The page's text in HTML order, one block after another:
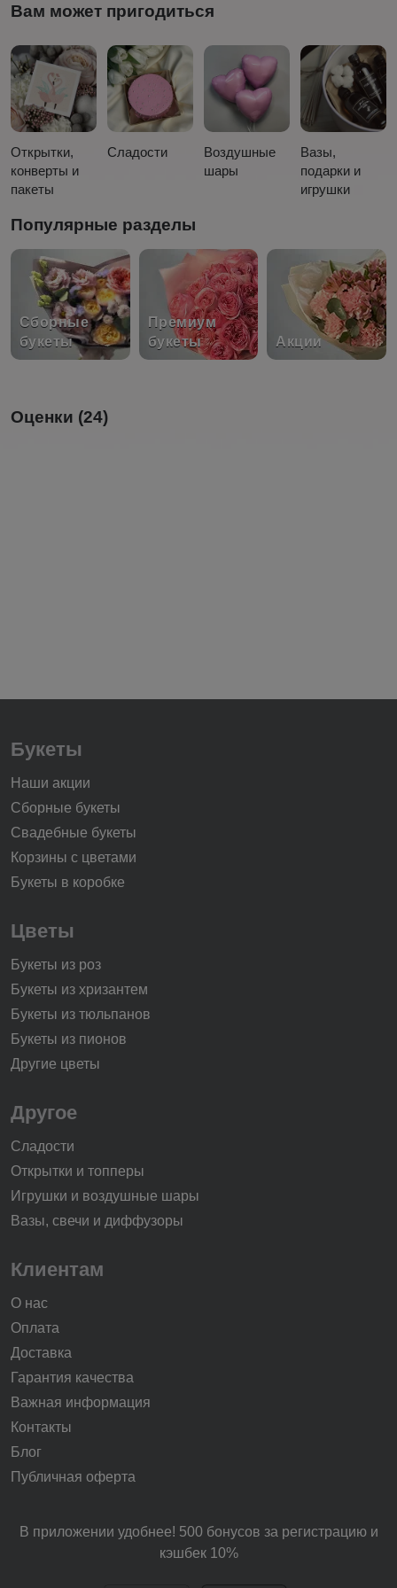
Вам может пригодиться
Открытки,
конверты и
пакеты
Сладости
Воздушные
шары
Вазы,
подарки и
игрушки
Популярные разделы
Сборные
букеты
Премиум
букеты
Акции
Оценки (24)
Букеты
Наши акции
Сборные букеты
Свадебные букеты
Корзины с цветами
Букеты в коробке
Цветы
Букеты из роз
Букеты из хризантем
Букеты из тюльпанов
Букеты из пионов
Другие цветы
Другое
Сладости
Открытки и топперы
Игрушки и воздушные шары
Вазы, свечи и диффузоры
Клиентам
О нас
Оплата
Доставка
Гарантия качества
Важная информация
Контакты
Блог
Публичная оферта
В приложении удобнее! 500 бонусов за регистрацию и
кэшбек 10%